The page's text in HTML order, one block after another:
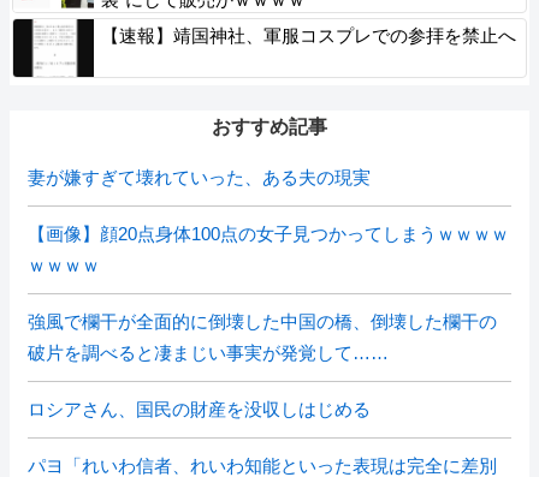
【速報】靖国神社、軍服コスプレでの参拝を禁止へ
おすすめ記事
妻が嫌すぎて壊れていった、ある夫の現実
【画像】顔20点身体100点の女子見つかってしまうｗｗｗｗ
ｗｗｗｗ
強風で欄干が全面的に倒壊した中国の橋、倒壊した欄干の
破片を調べると凄まじい事実が発覚して……
ロシアさん、国民の財産を没収しはじめる
パヨ「れいわ信者、れいわ知能といった表現は完全に差別